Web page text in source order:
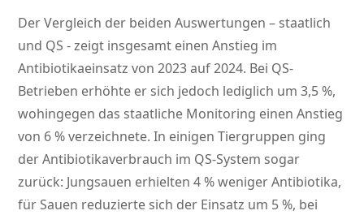
Der Vergleich der beiden Auswertungen – staatlich
und QS - zeigt insgesamt einen Anstieg im
Antibiotikaeinsatz von 2023 auf 2024. Bei QS-
Betrieben erhöhte er sich jedoch lediglich um 3,5 %,
wohingegen das staatliche Monitoring einen Anstieg
von 6 % verzeichnete. In einigen Tiergruppen ging
der Antibiotikaverbrauch im QS-System sogar
zurück: Jungsauen erhielten 4 % weniger Antibiotika,
für Sauen reduzierte sich der Einsatz um 5 %, bei